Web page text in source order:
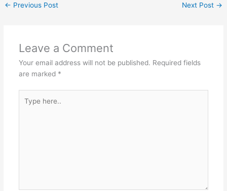
← Previous Post Next Post →
Leave a Comment
Your email address will not be published. Required fields
are marked *
here..